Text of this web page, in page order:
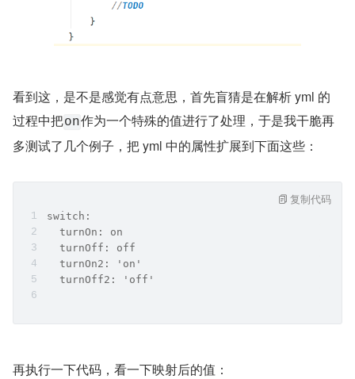
看到这，是不是感觉有点意思，首先盲猜是在解析 yml 的
过程中把on作为一个特殊的值进行了处理，于是我干脆再
多测试了几个例子，把 yml 中的属性扩展到下面这些：
switch:
  turnOn: on
  turnOff: off
  turnOn2: 'on'
  turnOff2: 'off'
复制代码
再执行一下代码，看一下映射后的值：